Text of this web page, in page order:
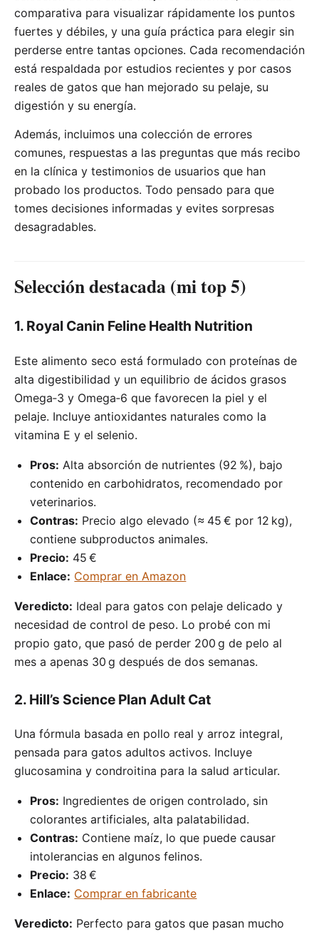
comparativa para visualizar rápidamente los puntos
fuertes y débiles, y una guía práctica para elegir sin
perderse entre tantas opciones. Cada recomendación
está respaldada por estudios recientes y por casos
reales de gatos que han mejorado su pelaje, su
digestión y su energía.
Además, incluimos una colección de errores
comunes, respuestas a las preguntas que más recibo
en la clínica y testimonios de usuarios que han
probado los productos. Todo pensado para que
tomes decisiones informadas y evites sorpresas
desagradables.
Selección destacada (mi top 5)
1. Royal Canin Feline Health Nutrition
Este alimento seco está formulado con proteínas de
alta digestibilidad y un equilibrio de ácidos grasos
Omega‑3 y Omega‑6 que favorecen la piel y el
pelaje. Incluye antioxidantes naturales como la
vitamina E y el selenio.
Pros: Alta absorción de nutrientes (92 %), bajo
contenido en carbohidratos, recomendado por
veterinarios.
Contras: Precio algo elevado (≈ 45 € por 12 kg),
contiene subproductos animales.
Precio: 45 €
Enlace: Comprar en Amazon
Veredicto: Ideal para gatos con pelaje delicado y
necesidad de control de peso. Lo probé con mi
propio gato, que pasó de perder 200 g de pelo al
mes a apenas 30 g después de dos semanas.
2. Hill’s Science Plan Adult Cat
Una fórmula basada en pollo real y arroz integral,
pensada para gatos adultos activos. Incluye
glucosamina y condroitina para la salud articular.
Pros: Ingredientes de origen controlado, sin
colorantes artificiales, alta palatabilidad.
Contras: Contiene maíz, lo que puede causar
intolerancias en algunos felinos.
Precio: 38 €
Enlace: Comprar en fabricante
Veredicto: Perfecto para gatos que pasan mucho